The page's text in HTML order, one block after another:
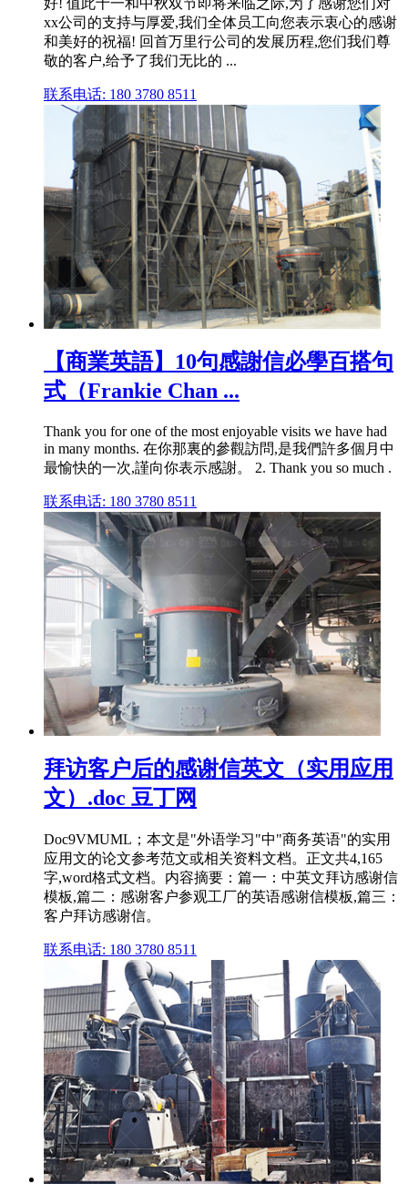
好! 值此十一和中秋双节即将来临之际,为了感谢您们对
xx公司的支持与厚爱,我们全体员工向您表示衷心的感谢
和美好的祝福! 回首万里行公司的发展历程,您们我们尊
敬的客户,给予了我们无比的 ...
联系电话: 180 3780 8511
【商業英語】10句感謝信必學百搭句
式（Frankie Chan ...
Thank you for one of the most enjoyable visits we have had
in many months. 在你那裏的參觀訪問,是我們許多個月中
最愉快的一次,謹向你表示感謝。 2. Thank you so much .
联系电话: 180 3780 8511
拜访客户后的感谢信英文（实用应用
文）.doc 豆丁网
Doc9VMUML；本文是"外语学习"中"商务英语"的实用
应用文的论文参考范文或相关资料文档。正文共4,165
字,word格式文档。内容摘要：篇一：中英文拜访感谢信
模板,篇二：感谢客户参观工厂的英语感谢信模板,篇三：
客户拜访感谢信。
联系电话: 180 3780 8511